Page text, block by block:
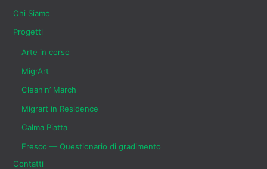
Chi Siamo
Progetti
Arte in corso
MigrArt
Cleanin’ March
Migrart in Residence
Calma Piatta
Fresco — Questionario di gradimento
Contatti